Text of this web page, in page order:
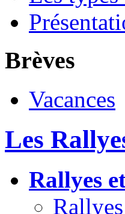
Brèves
Vacances
Les
Rallyes